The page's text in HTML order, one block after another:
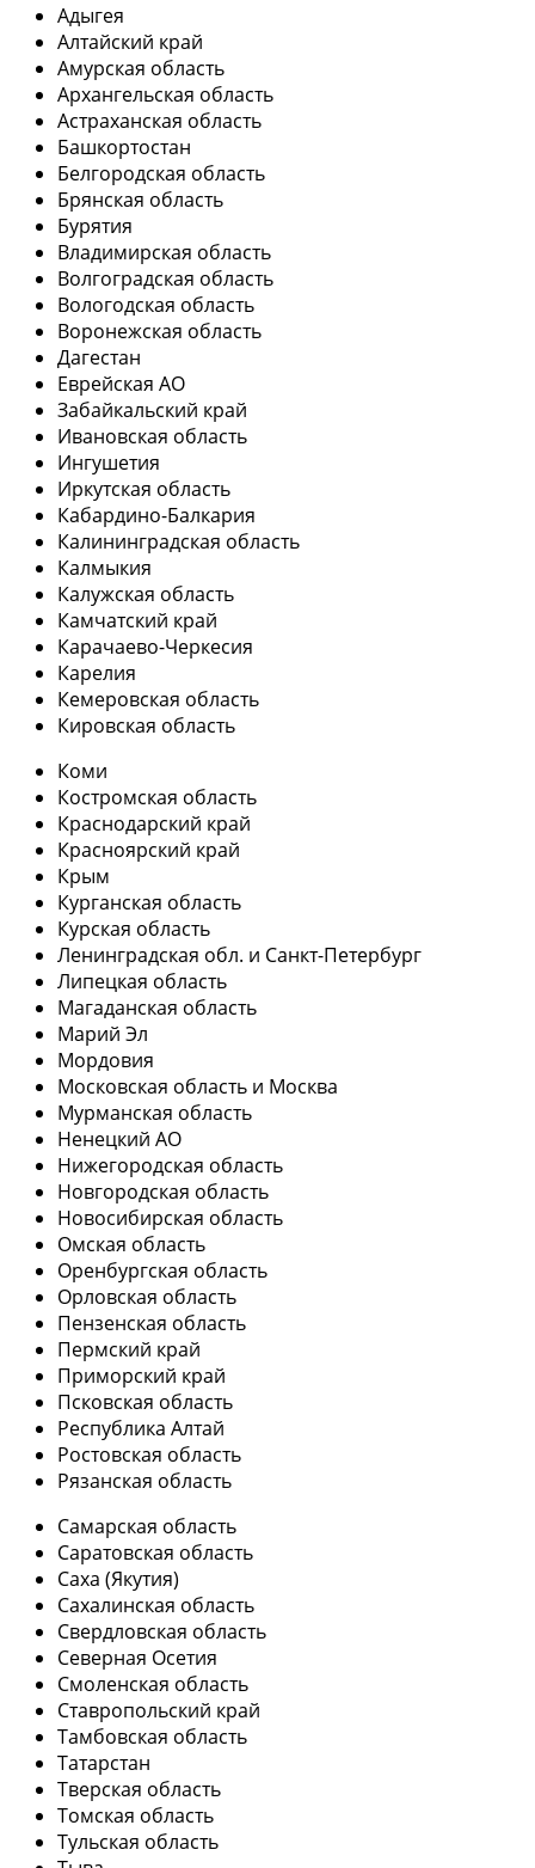
Адыгея
Алтайский край
Амурская область
Архангельская область
Астраханская область
Башкортостан
Белгородская область
Брянская область
Бурятия
Владимирская область
Волгоградская область
Вологодская область
Воронежская область
Дагестан
Еврейская АО
Забайкальский край
Ивановская область
Ингушетия
Иркутская область
Кабардино-Балкария
Калининградская область
Калмыкия
Калужская область
Камчатский край
Карачаево-Черкесия
Карелия
Кемеровская область
Кировская область
Коми
Костромская область
Краснодарский край
Красноярский край
Крым
Курганская область
Курская область
Ленинградская обл. и Санкт-Петербург
Липецкая область
Магаданская область
Марий Эл
Мордовия
Московская область и Москва
Мурманская область
Ненецкий АО
Нижегородская область
Новгородская область
Новосибирская область
Омская область
Оренбургская область
Орловская область
Пензенская область
Пермский край
Приморский край
Псковская область
Республика Алтай
Ростовская область
Рязанская область
Самарская область
Саратовская область
Саха (Якутия)
Сахалинская область
Свердловская область
Северная Осетия
Смоленская область
Ставропольский край
Тамбовская область
Татарстан
Тверская область
Томская область
Тульская область